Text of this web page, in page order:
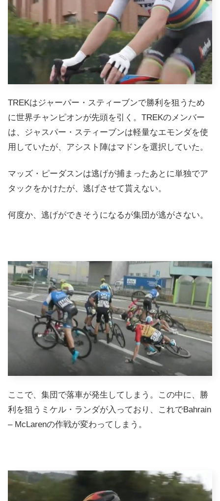
TREKはジャーパー・スティーブンで勝利を狙うため
に世界チャンピオンが先頭を引く。TREKのメンバー
は、ジャスパー・スティーブンは軽量なエモンダを使
用していたが、アシスト陣はマドンを選択していた。
マッズ・ピーダスンは逃げが捕まったあとに単独でア
タックをかけたが、逃げさせて貰えない。
何度か、逃げができそうになるが集団が逃がさない。
ここで、集団で落車が発生してしまう。この中に、勝
利を狙うミケル・ランダが入っており、これでBahrain
– McLarenの作戦が変わってしまう。